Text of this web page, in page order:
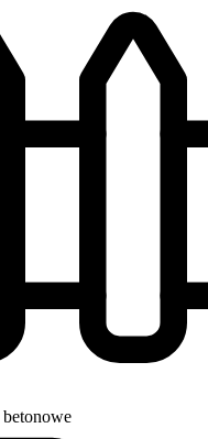
betonowe